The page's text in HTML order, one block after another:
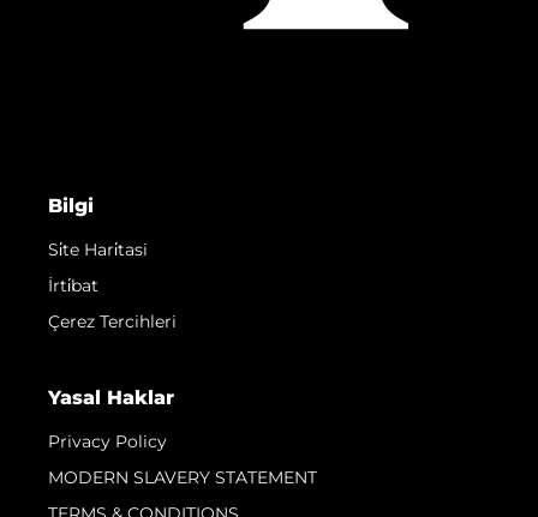
Bilgi
Si̇te Hari̇tasi
İrti̇bat
Çerez Tercihleri
Yasal Haklar
Privacy Policy
MODERN SLAVERY STATEMENT